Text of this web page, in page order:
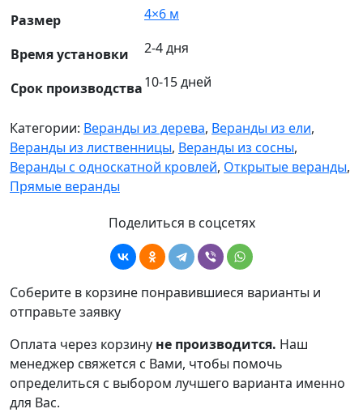
Размер 4×6 м
Время установки 2-4 дня
Срок производства10-15 дней
Категории: Веранды из дерева, Веранды из ели,
Веранды из лиственницы, Веранды из сосны,
Веранды с односкатной кровлей, Открытые веранды,
Прямые веранды
Поделиться в соцсетях
Соберите в корзине понравившиеся варианты и
отправьте заявку
Оплата через корзину не производится. Наш
менеджер свяжется с Вами, чтобы помочь
определиться с выбором лучшего варианта именно
для Вас.